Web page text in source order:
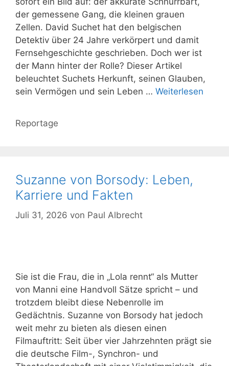
der gemessene Gang, die kleinen grauen
Zellen. David Suchet hat den belgischen
Detektiv über 24 Jahre verkörpert und damit
Fernsehgeschichte geschrieben. Doch wer ist
der Mann hinter der Rolle? Dieser Artikel
beleuchtet Suchets Herkunft, seinen Glauben,
sein Vermögen und sein Leben … Weiterlesen
Kategorien
Reportage
Suzanne von Borsody: Leben,
Karriere und Fakten
Juli 31, 2026 von Paul Albrecht
Sie ist die Frau, die in „Lola rennt“ als Mutter
von Manni eine Handvoll Sätze spricht – und
trotzdem bleibt diese Nebenrolle im
Gedächtnis. Suzanne von Borsody hat jedoch
weit mehr zu bieten als diesen einen
Filmauftritt: Seit über vier Jahrzehnten prägt sie
die deutsche Film-, Synchron- und